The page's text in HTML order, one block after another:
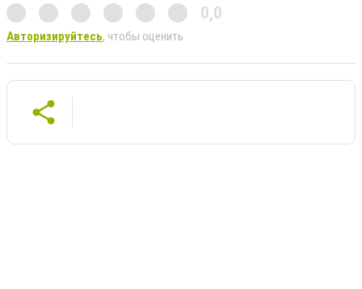
0,0
Авторизируйтесь, чтобы оценить